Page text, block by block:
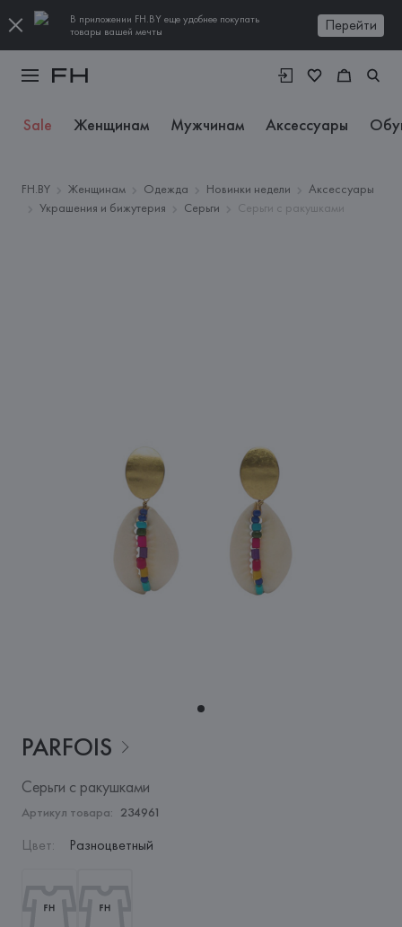
В приложении FH.BY еще удобнее покупать
товары вашей мечты
Перейти
Sale Женщинам Мужчинам Аксессуары
FH.BY Женщинам Одежда Новинки недели
Аксессуары
Украшения и бижутерия
Серьги Серьги с ракушками
PARFOIS
Серьги с ракушками
Артикул товара: 234961
Цвет: Разноцветный